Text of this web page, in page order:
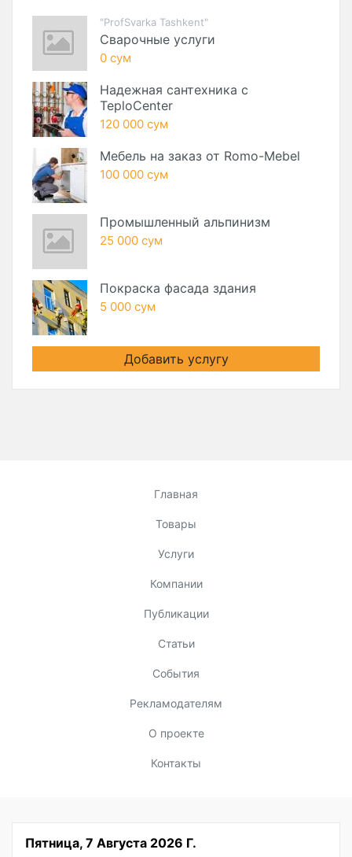
"ProfSvarka Tashkent"
Сварочные услуги
0 сум
Надежная сантехника с
TeploCenter
120 000 сум
Мебель на заказ от Romo-Mebel
100 000 сум
Промышленный альпинизм
25 000 сум
Покраска фасада здания
5 000 сум
Добавить услугу
Главная
Товары
Услуги
Компании
Публикации
Статьи
События
Рекламодателям
О проекте
Контакты
Пятница, 7 Августа 2026 Г.